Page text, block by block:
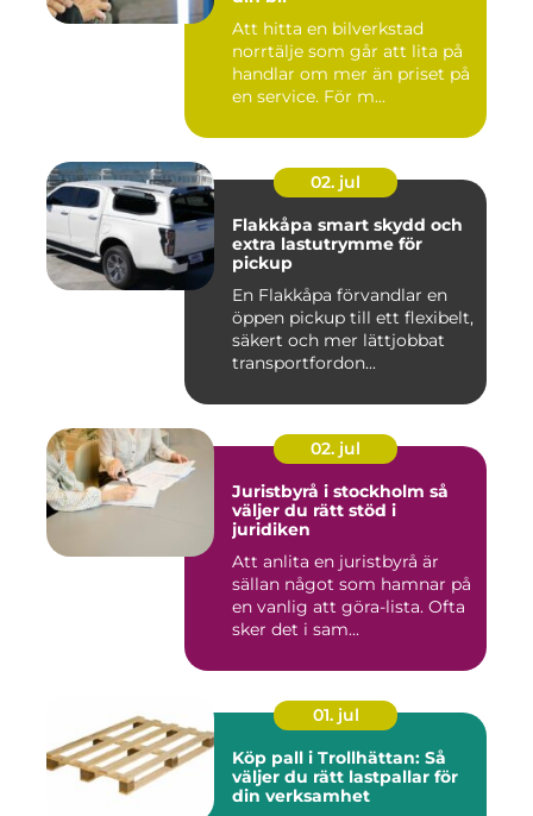
Att hitta en bilverkstad
norrtälje som går att lita på
handlar om mer än priset på
en service. För m...
02. jul
Flakkåpa smart skydd och
extra lastutrymme för
pickup
En Flakkåpa förvandlar en
öppen pickup till ett flexibelt,
säkert och mer lättjobbat
transportfordon...
02. jul
Juristbyrå i stockholm så
väljer du rätt stöd i
juridiken
Att anlita en juristbyrå är
sällan något som hamnar på
en vanlig att göra-lista. Ofta
sker det i sam...
01. jul
Köp pall i Trollhättan: Så
väljer du rätt lastpallar för
din verksamhet